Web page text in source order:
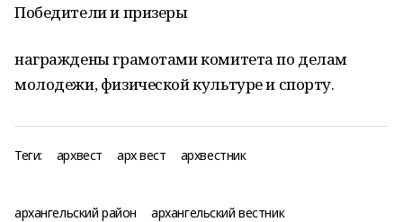
Победители и призеры
награждены грамотами комитета по делам
молодежи, физической культуре и спорту.
Теги: архвест арх вест архвестник
архангельский район архангельский вестник